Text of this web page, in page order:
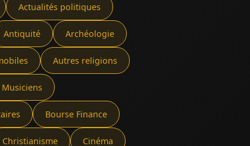
Actualités politiques
Antiquité Archéologie
Autres religions
Bourse Finance
Christianisme Cinéma